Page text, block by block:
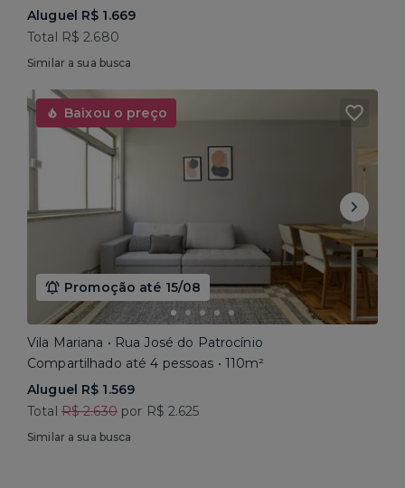
Aluguel R$ 1.669
Total R$ 2.680
Similar a sua busca
Baixou o preço
Promoção até 15/08
Vila Mariana • Rua José do Patrocínio
Compartilhado até 4 pessoas • 110m²
Aluguel R$ 1.569
Total R$ 2.630por R$ 2.625
Similar a sua busca